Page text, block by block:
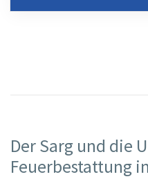
Der Sarg und die
Feuerbestattung